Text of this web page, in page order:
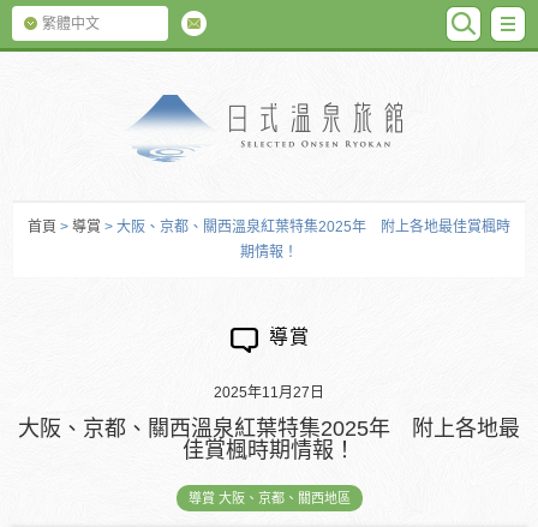
繁體中文
首頁 > 導賞 > 大阪、京都、關西溫泉紅葉特集2025年 附上各地最佳賞楓時
期情報！
導賞
2025年11月27日
大阪、京都、關西溫泉紅葉特集2025年 附上各地最
佳賞楓時期情報！
導賞 大阪、京都、關西地區